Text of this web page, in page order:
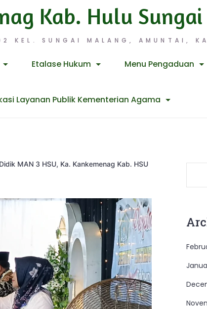
KEL. SUNGAI MALANG, AMUNTAI,
Kab. Hulu
Etalase Hukum Menu Pengaduan
Layanan Publik Kementerian Agama
MAN 3 HSU, Ka. Kankemenag Kab. HSU